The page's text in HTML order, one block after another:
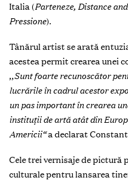
Italia (Parteneze, Distance
Pressione).
Tânărul artist se arată
acestea permit crearea unei
,,Sunt foarte recunoscător
lucrările în cadrul acestor
un pas important în crearea
instituții de artă atât din
Americii“a declarat
Cele trei vernisaje de
culturale pentru lansarea